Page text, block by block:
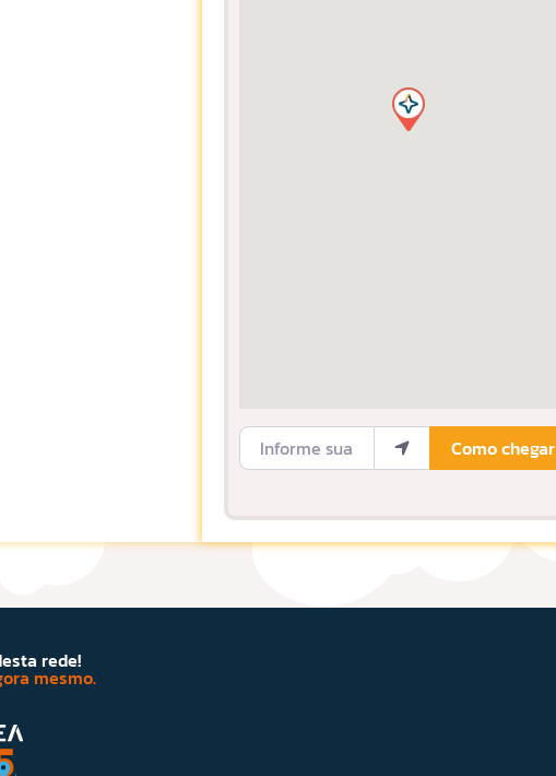
Informe sua Localização
Como chegar
rede!
mesmo.